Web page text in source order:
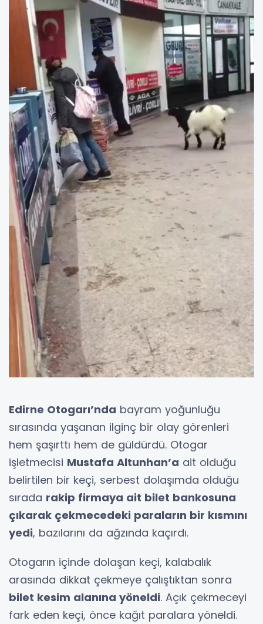
Edirne Otogarı’nda bayram yoğunluğu
sırasında yaşanan ilginç bir olay görenleri
hem şaşırttı hem de güldürdü. Otogar
işletmecisi Mustafa Altunhan’a ait olduğu
belirtilen bir keçi, serbest dolaşımda olduğu
sırada rakip firmaya ait bilet bankosuna
çıkarak çekmecedeki paraların bir kısmını
yedi, bazılarını da ağzında kaçırdı.
Otogarın içinde dolaşan keçi, kalabalık
arasında dikkat çekmeye çalıştıktan sonra
bilet kesim alanına yöneldi. Açık çekmeceyi
fark eden keçi, önce kağıt paralara yöneldi.